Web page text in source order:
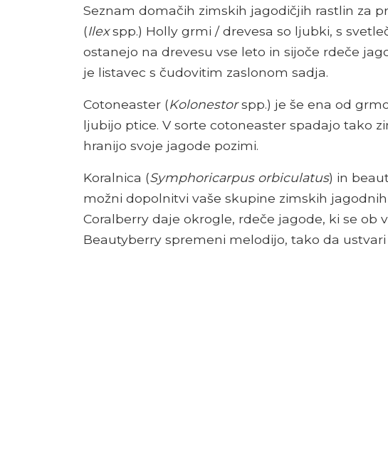
Seznam domačih zimskih jagodičjih rastlin za
(Ilexspp.) Holly grmi / drevesa so ljubki, s
ostanejo na drevesu vse leto in sijoče rdeče
je listavec s čudovitim zaslonom sadja.
Cotoneaster (Kolonestorspp.) je še ena od
ljubijo ptice. V sorte cotoneaster spadajo tako
hranijo svoje jagode pozimi.
Koralnica (Symphoricarpus orbiculatus) in
možni dopolnitvi vaše skupine zimskih
Coralberry daje okrogle, rdeče jagode, ki se ob
Beautyberry spremeni melodijo, tako da